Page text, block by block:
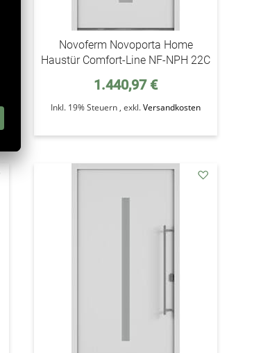
Novoferm Novoporta Home
Haustür Comfort-Line NF-NPH 22C
1.440,97 €
Inkl. 19% Steuern ,exkl.Versandkosten